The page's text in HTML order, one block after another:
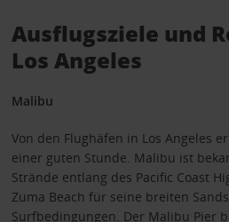
Ausflugsziele und
Los Angeles
Malibu
Von den Flughäfen in Los Angeles
einer guten Stunde. Malibu ist
Strände entlang des Pacific Coast
Zuma Beach für seine breiten
Surfbedingungen. Der Malibu Pier